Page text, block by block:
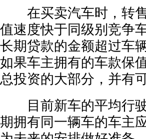
在买卖汽车时，转售
值速度快于同级别竞争
长期贷款的金额超过车
如果车主拥有的车款保
总投资的大部分，并有
目前新车的平均行驶
期拥有同一辆车的车主